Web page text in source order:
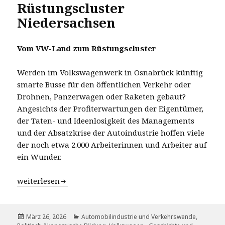
Rüstungscluster
Niedersachsen
Vom VW-Land zum Rüstungscluster
Werden im Volkswagenwerk in Osnabrück künftig
smarte Busse für den öffentlichen Verkehr oder
Drohnen, Panzerwagen oder Raketen gebaut?
Angesichts der Profiterwartungen der Eigentümer,
der Taten- und Ideenlosigkeit des Managements
und der Absatzkrise der Autoindustrie hoffen viele
der noch etwa 2.000 Arbeiterinnen und Arbeiter auf
ein Wunder.
Rüstungscluster Niedersachsen
weiterlesen
Veröffentlicht
März 26, 2026 Kategorien
Automobilindustrie und Verkehrswende,